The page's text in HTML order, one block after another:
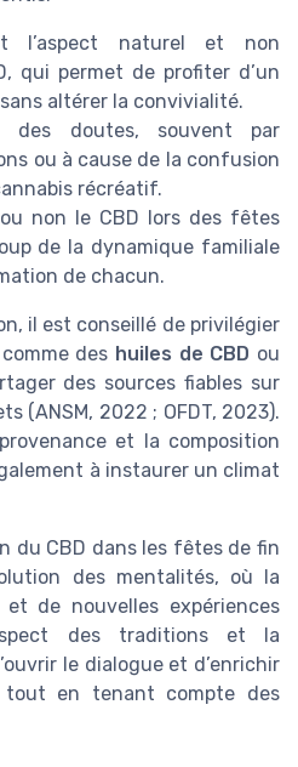
l’aspect naturel et non
qui permet de profiter d’un
altérer la convivialité.
des doutes, souvent par
ou à cause de la confusion
récréatif.
non le CBD lors des fêtes
de la dynamique familiale
de chacun.
il est conseillé de privilégier
des huiles de CBD ou
des sources fiables sur
(ANSM, 2022 ; OFDT, 2023).
et la composition
à instaurer un climat
du CBD dans les fêtes de fin
des mentalités, où la
de nouvelles expériences
des traditions et la
le dialogue et d’enrichir
tout en tenant compte des